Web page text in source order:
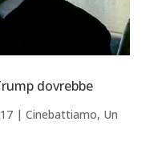
dovrebbe
| Cinebattiamo, Un